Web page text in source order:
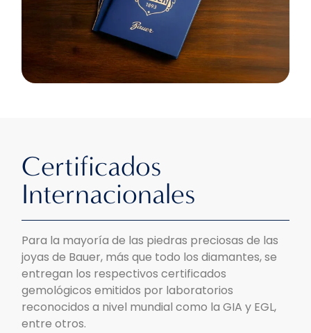
Certificados
Internacionales
Para la mayoría de las piedras preciosas de las
joyas de Bauer, más que todo los diamantes, se
entregan los respectivos certificados
gemológicos emitidos por laboratorios
reconocidos a nivel mundial como la GIA y EGL,
entre otros.